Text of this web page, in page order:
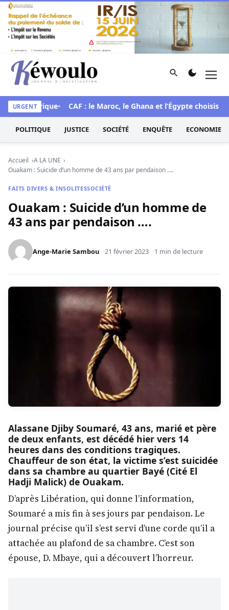
Aller au contenu
Kéwoulo, le premier site d'information et d'investigation
Rechercher
URGENT
historique CAF : le Maroc, le Ghana et l’Égypte choisis
POLITIQUE JUSTICE SOCIÉTÉ ENQUÊTE ECONOMIE
Accueil
A LA UNE
Ouakam : Suicide d’un homme de 43 ans par pendaison ….
FAITS DIVERS & INSOLITESSOCIÉTÉ
Ouakam : Suicide d’un homme de
43 ans par pendaison ….
Ange-Marie Sambou 21 février 2023 1 min de lecture
Alassane Djiby Soumaré, 43 ans, marié et père
de deux enfants, est décédé hier vers 14
heures dans des conditions tragiques.
Chauffeur de son état, la victime s’est suicidée
dans sa chambre au quartier Bayé (Cité El
Hadji Malick) de Ouakam.
D’après Libération, qui donne l’information,
Soumaré a mis fin à ses jours par pendaison. Le
journal précise qu’il s’est servi d’une corde qu’il a
attachée au plafond de sa chambre. C’est son
épouse, D. Mbaye, qui a découvert l’horreur.